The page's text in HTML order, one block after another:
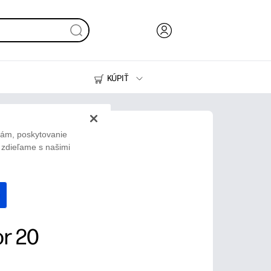
KÚPIŤ
Tlačiarne
20
poskytovanie
s našimi